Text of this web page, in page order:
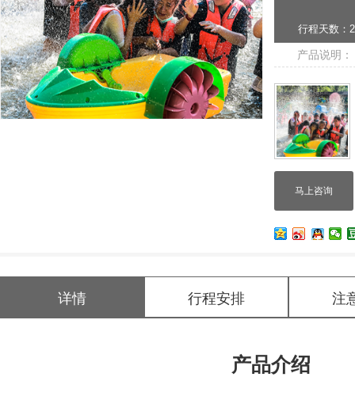
行程天数：
产品说明：
马上咨询
详情 行程安排 注
产品介绍